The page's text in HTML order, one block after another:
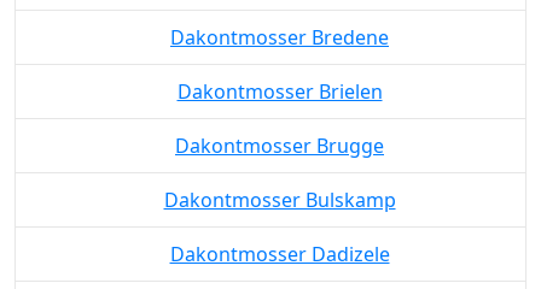
Dakontmosser Bredene
Dakontmosser Brielen
Dakontmosser Brugge
Dakontmosser Bulskamp
Dakontmosser Dadizele